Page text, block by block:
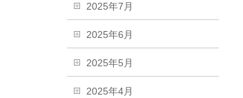
2025年7月
2025年6月
2025年5月
2025年4月